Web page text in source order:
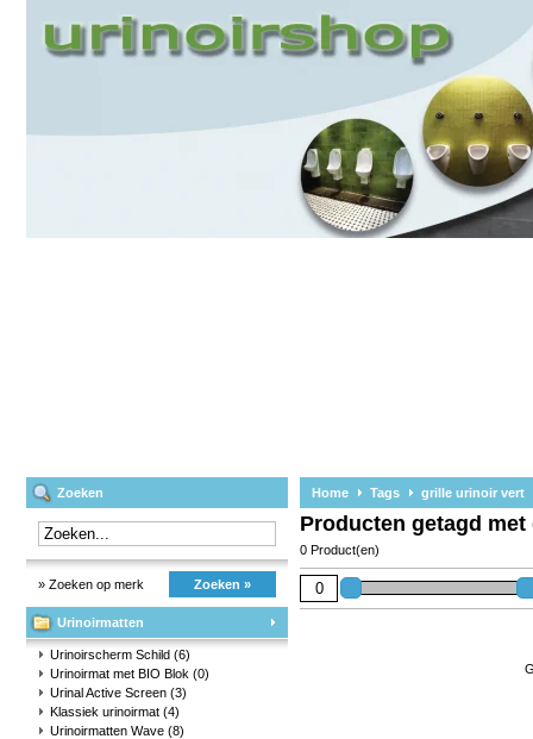
Zoeken
» Zoeken op merk Zoeken »
Urinoirmatten
Urinoirscherm Schild (6)
Urinoirmat met BIO Blok (0)
Urinal Active Screen (3)
Klassiek urinoirmat (4)
Urinoirmatten Wave (8)
Home Tags grille urinoir vert
Producten getagd
0 Product(en)